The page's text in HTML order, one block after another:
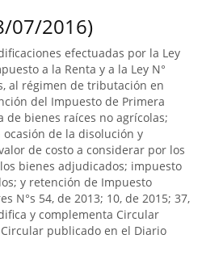
07/2016)
efectuadas por la Ley
a la Renta y a la Ley N°
al régimen de tributación en
del Impuesto de Primera
de bienes raíces no agrícolas;
de la disolución y
de costo a considerar por los
bienes adjudicados; impuesto
y retención de Impuesto
N°s 54, de 2013; 10, de 2015; 37,
y complementa Circular
Circular publicado en el Diario